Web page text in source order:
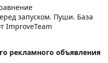
запуском. Пуши. База
ImproveTeam
рекламного объявления